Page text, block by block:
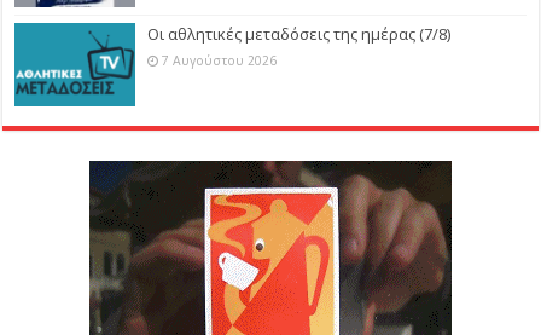
Οι αθλητικές μεταδόσεις της ημέρας (7/8)
7 Αυγούστου 2026